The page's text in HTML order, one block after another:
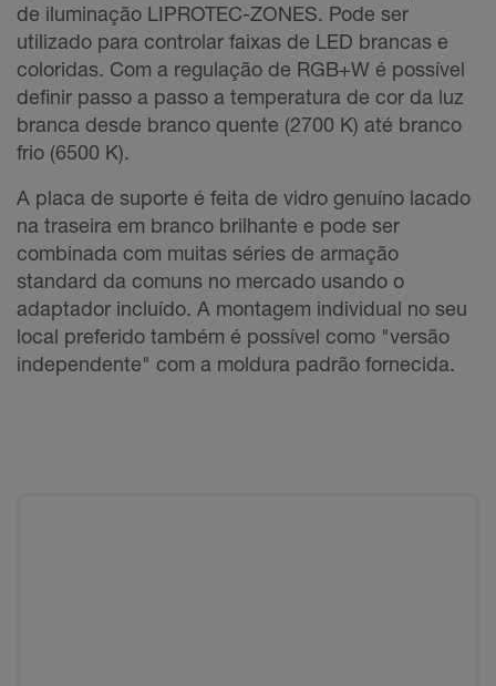
de iluminação LIPROTEC-ZONES. Pode ser
utilizado para controlar faixas de LED brancas e
coloridas. Com a regulação de RGB+W é possível
definir passo a passo a temperatura de cor da luz
branca desde branco quente (2700 K) até branco
frio (6500 K).
A placa de suporte é feita de vidro genuíno lacado
na traseira em branco brilhante e pode ser
combinada com muitas séries de armação
standard da comuns no mercado usando o
adaptador incluído. A montagem individual no seu
local preferido também é possível como "versão
independente" com a moldura padrão fornecida.